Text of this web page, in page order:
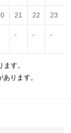
21 22 23
- - -
す。
ります。